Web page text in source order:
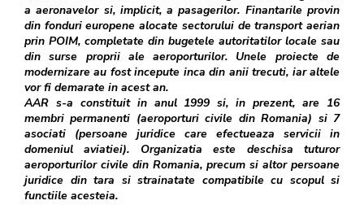
a aeronavelor si, implicit, a pasagerilor. Finantarile provin
din fonduri europene alocate sectorului de transport aerian
prin POIM, completate din bugetele autoritatilor locale sau
din surse proprii ale aeroporturilor. Unele proiecte de
modernizare au fost incepute inca din anii trecuti, iar altele
vor fi demarate in acest an.
AAR s-a constituit in anul 1999 si, in prezent, are 16
membri permanenti (aeroporturi civile din Romania) si 7
asociati (persoane juridice care efectueaza servicii in
domeniul aviatiei). Organizatia este deschisa tuturor
aeroporturilor civile din Romania, precum si altor persoane
juridice din tara si strainatate compatibile cu scopul si
functiile acesteia.